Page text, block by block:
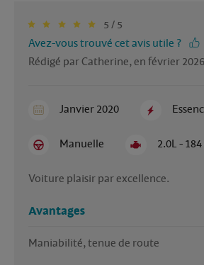
5 / 5
Avez-vous trouvé cet avis utile ?
Rédigé par Catherine, en février 2026
Janvier 2020
Manuelle 2.0L -
Voiture plaisir par excellence.
Avantages
Maniabilité, tenue de route